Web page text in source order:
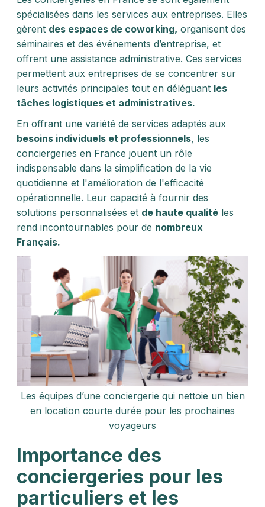
spécialisées dans les services aux entreprises. Elles
gèrent des espaces de coworking, organisent des
séminaires et des événements d’entreprise, et
offrent une assistance administrative. Ces services
permettent aux entreprises de se concentrer sur
leurs activités principales tout en déléguant les
tâches logistiques et administratives.
En offrant une variété de services adaptés aux
besoins individuels et professionnels, les
conciergeries en France jouent un rôle
indispensable dans la simplification de la vie
quotidienne et l'amélioration de l'efficacité
opérationnelle. Leur capacité à fournir des
solutions personnalisées et de haute qualité les
rend incontournables pour de nombreux
Français.
Les équipes d’une conciergerie qui nettoie un bien
en location courte durée pour les prochaines
voyageurs
Importance des
conciergeries pour les
particuliers et les